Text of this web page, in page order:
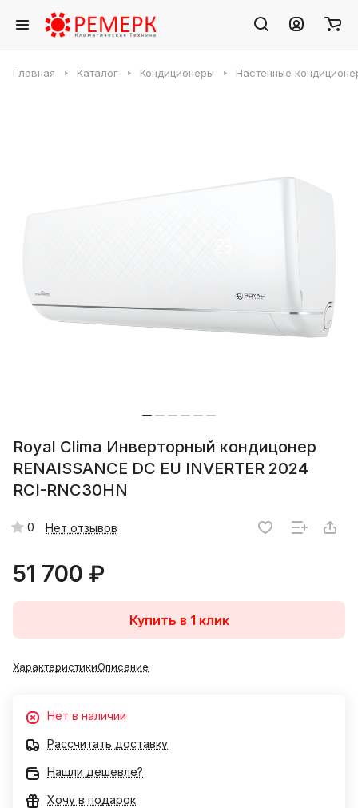
Главная Каталог Кондиционеры Настенные
Royal Clima Инверторный кондицонер
RENAISSANCE DC EU INVERTER 2024
RCI-RNС30HN
0 Нет отзывов
51 700 ₽
Купить в 1 клик
ХарактеристикиОписание
Нет в наличии
Рассчитать доставку
Нашли дешевле?
Хочу в подарок